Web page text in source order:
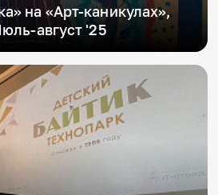
на «Арт-каникулах»,
август '25